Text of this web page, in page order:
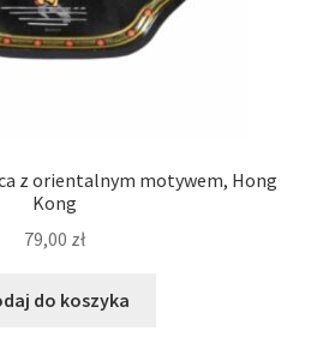
z orientalnym motywem, Hong
Kong
79,00 zł
do koszyka